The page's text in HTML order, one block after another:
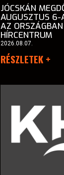
JÓCSKÁN
AUGUSZTUS 6-
AZ
HÍRCENTRUM
2026.08.07.
RÉSZLETEK +